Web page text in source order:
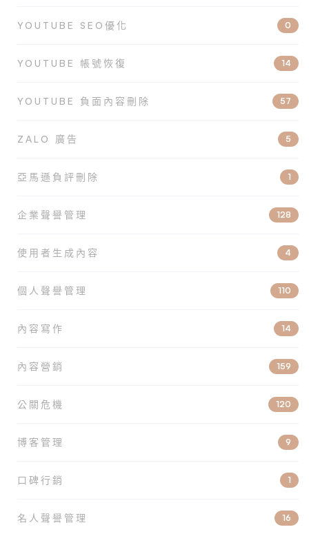
YOUTUBE SEO優化 0
YOUTUBE 帳號恢復 14
YOUTUBE 負面內容刪除 57
ZALO 廣告 5
亞馬遜負評刪除 1
企業聲譽管理 128
使用者生成內容 4
個人聲譽管理 110
內容寫作 14
內容營銷 159
公關危機 120
博客管理 9
口碑行銷 1
名人聲譽管理 16